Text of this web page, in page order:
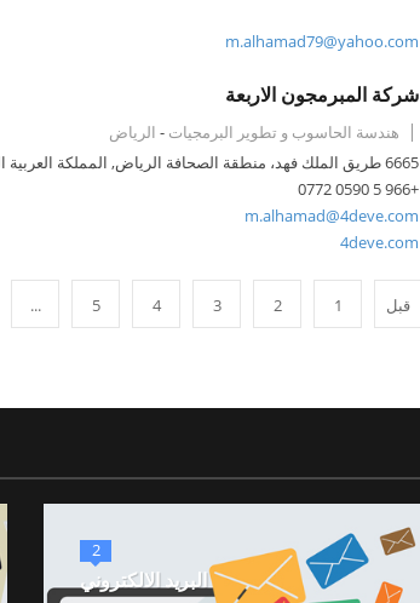
m.alhamad79@yahoo.com
شركة المبرمجون الاربعة
هندسة الحاسوب و تطوير البرمجيات - الرياض
6665 طريق الملك فهد، منطقة الصحافة الرياض, المملكة العربية السعودية
+966 5 0590 0772
m.alhamad@4deve.com
4deve.com
قبل 1
2
3
4
5
...
2
البريد الالكتروني